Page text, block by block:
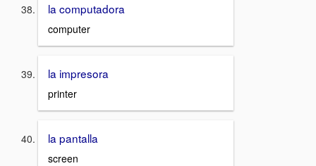
la computadora
computer
la impresora
printer
la pantalla
screen